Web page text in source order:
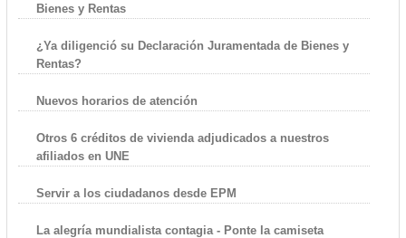
Bienes y Rentas
¿Ya diligenció su Declaración Juramentada de Bienes y
Rentas?
Nuevos horarios de atención
Otros 6 créditos de vivienda adjudicados a nuestros
afiliados en UNE
Servir a los ciudadanos desde EPM
La alegría mundialista contagia - Ponte la camiseta